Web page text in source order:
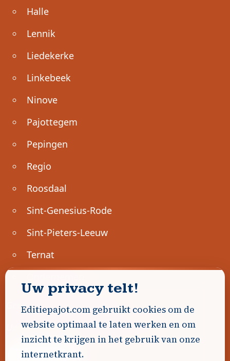
Halle
Lennik
Liedekerke
Linkebeek
Ninove
Pajottegem
Pepingen
Regio
Roosdaal
Sint-Genesius-Rode
Sint-Pieters-Leeuw
Ternat
Geen advertenties gevonden.
Uw advertentie hier? Contacteer ons!
Word Partner!
Uw privacy telt!
Editiepajot.com gebruikt cookies om de
website optimaal te laten werken en om
inzicht te krijgen in het gebruik van onze
internetkrant.